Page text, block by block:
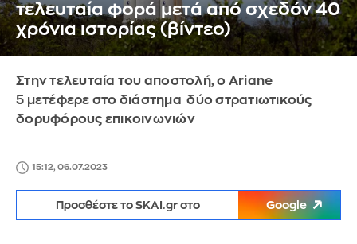
τελευταία φορά μετά από σχεδόν 40
χρόνια ιστορίας (βίντεο)
Στην τελευταία του αποστολή, ο Ariane
5 μετέφερε στο διάστημα δύο στρατιωτικούς
δορυφόρους επικοινωνιών
15:12, 06.07.2023
Προσθέστε το SKAI.gr στο Google